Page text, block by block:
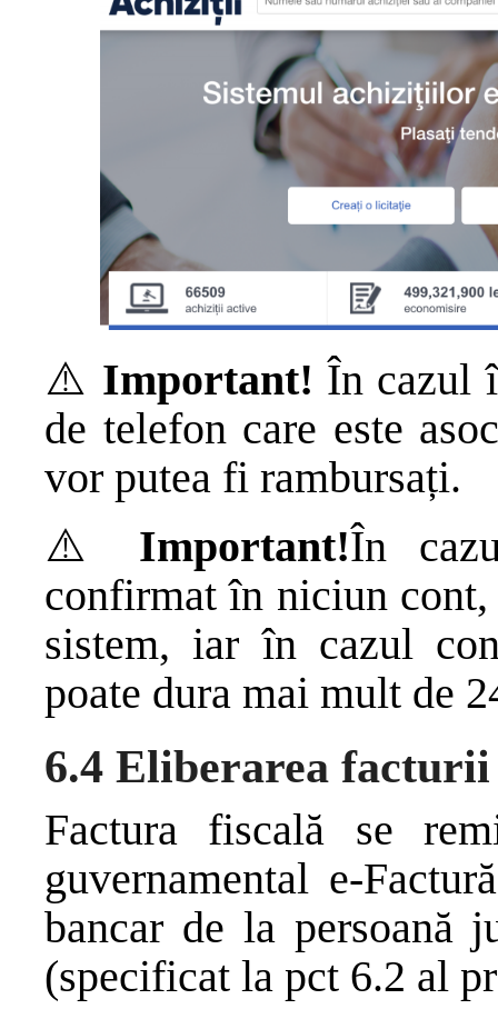
⚠️ Important! În cazul
de telefon care este
vor putea fi rambursați.
⚠️ Important!În
confirmat în niciun
sistem, iar în cazul
poate dura mai mult de
6.4 Eliberarea facturii
Factura fiscală se
guvernamental e-
bancar de la persoană
(specificat la pct 6.2 al